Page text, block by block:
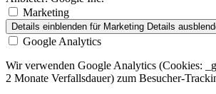
Marketing
Details einblenden für Marketing Details
Google Analytics
Wir verwenden Google Analytics (Cookies:
2 Monate Verfallsdauer) zum Besucher-